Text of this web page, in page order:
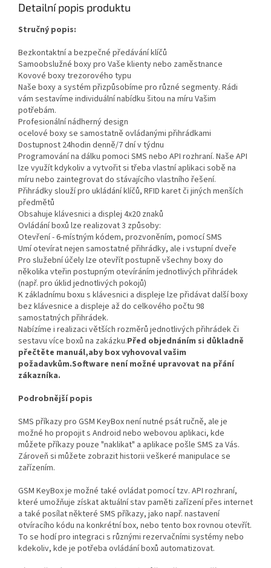
Detailní popis produktu
Stručný popis:
Bezkontaktní a bezpečné předávání klíčů
Samoobslužné boxy pro Vaše klienty nebo zaměstnance
Kovové boxy trezorového typu
Naše boxy a systém přizpůsobíme pro různé segmenty. Rádi
vám sestavíme individuální nabídku šitou na míru Vašim
potřebám.
Profesionální nádherný design
ocelové boxy se samostatně ovládanými přihrádkami
Dostupnost 24hodin denně/7 dní v týdnu
Programování na dálku pomoci SMS nebo API rozhraní. Naše API
lze využít kdykoliv a vytvořit si třeba vlastní aplikaci sobě na
míru nebo zaintegrovat do stávajícího vlastního řešení.
Přihrádky slouží pro ukládání klíčů, RFID karet či jiných menších
předmětů
Obsahuje klávesnici a displej 4x20 znaků
Ovládání boxů lze realizovat 3 způsoby:
Otevření - 6-místným kódem, prozvoněním, pomocí SMS
Umí otevírat nejen samostatné přihrádky, ale i vstupní dveře
Pro služební účely lze otevřít postupně všechny boxy do
několika vteřin postupným otevíráním jednotlivých přihrádek
(např. pro úklid jednotlivých pokojů)
K základnímu boxu s klávesnici a displeje lze přidávat další boxy
bez klávesnice a displeje až do celkového počtu 98
samostatných přihrádek.
Nabízíme i realizaci větších rozměrů jednotlivých přihrádek či
sestavu více boxů na zakázku.Před objednáním si důkladně
přečtěte manuál,aby box vyhovoval vašim
požadavkům.Software není možné upravovat na přání
zákazníka.
Podrobnější popis
SMS příkazy pro GSM KeyBox není nutné psát ručně, ale je
možné ho propojit s Android nebo webovou aplikaci, kde
můžete příkazy pouze "naklikat" a aplikace pošle SMS za Vás.
Zároveň si můžete zobrazit historii veškeré manipulace se
zařízením.
GSM KeyBox je možné také ovládat pomocí tzv. API rozhraní,
které umožňuje získat aktuální stav paměti zařízení přes internet
a také posílat některé SMS příkazy, jako např. nastavení
otvíracího kódu na konkrétní box, nebo tento box rovnou otevřít.
To se hodí pro integraci s různými rezervačními systémy nebo
kdekoliv, kde je potřeba ovládání boxů automatizovat.